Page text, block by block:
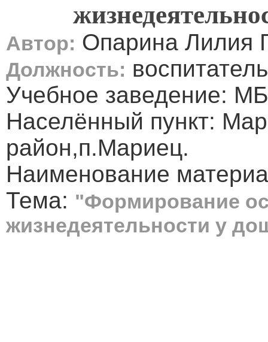
Автор: Опарина Лилия
Должность: воспитатель
Учебное заведение:
Населённый пункт:
район,п.Мариец.
Наименование
Тема: "Формирование
жизнедеятельности у